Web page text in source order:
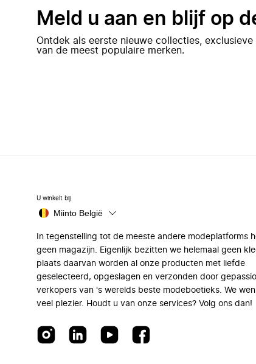
Meld u aan en blijf op
Ontdek als eerste nieuwe collecties,
van de meest populaire merken.
U winkelt bij
Miinto België
In tegenstelling tot de meeste andere modeplatforms
geen magazijn. Eigenlijk bezitten we helemaal geen
plaats daarvan worden al onze producten met liefde
geselecteerd, opgeslagen en verzonden door
verkopers van 's werelds beste modeboetieks. We
veel plezier. Houdt u van onze services? Volg ons dan!